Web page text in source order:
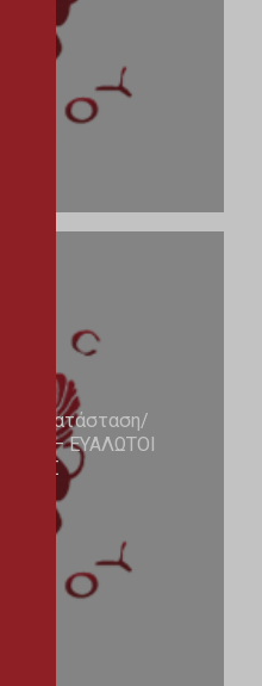
εγκατάσταση/
– ΕΥΑΛΩΤΟΙ